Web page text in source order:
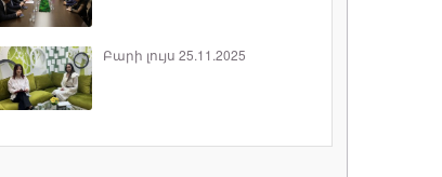
Բարի լույս 25.11.2025